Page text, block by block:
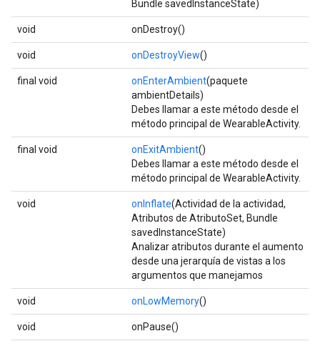
Bundle savedInstanceState)
void onDestroy()
void onDestroyView()
final void onEnterAmbient(paquete
ambientDetails)
Debes llamar a este método desde el
método principal de WearableActivity.
final void onExitAmbient()
Debes llamar a este método desde el
método principal de WearableActivity.
void onInflate(Actividad de la actividad,
Atributos de AtributoSet, Bundle
savedInstanceState)
Analizar atributos durante el aumento
desde una jerarquía de vistas a los
argumentos que manejamos
void onLowMemory()
void onPause()